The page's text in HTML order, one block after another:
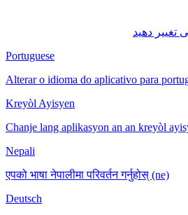
Portuguese
Alterar o idioma do aplicativo para
Kreyòl Ayisyen
Chanje lang aplikasyon an an kreyòl
Nepali
एपको भाषा नेपालीमा परिवर्तन गर्नुहोस् (ne)
Deutsch